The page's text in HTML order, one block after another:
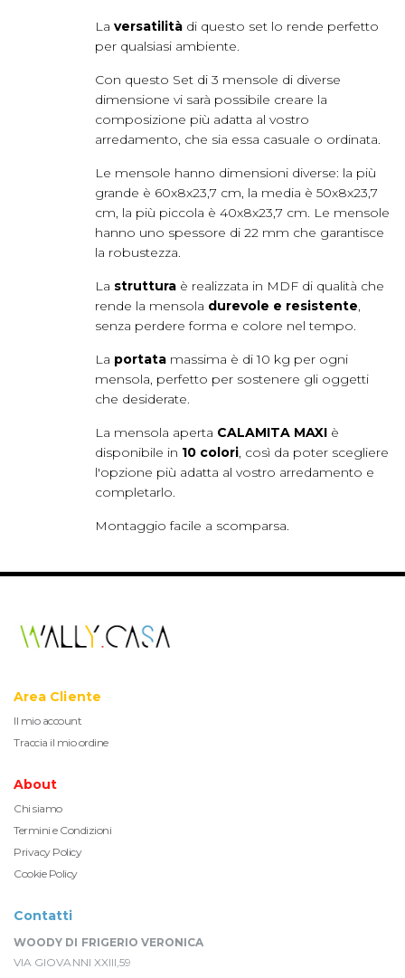
La versatilità di questo set lo rende perfetto
per qualsiasi ambiente.
Con questo Set di 3 mensole di diverse
dimensione vi sarà possibile creare la
composizione più adatta al vostro
arredamento, che sia essa casuale o ordinata.
Le mensole hanno dimensioni diverse: la più
grande è 60x8x23,7 cm, la media è 50x8x23,7
cm, la più piccola è 40x8x23,7 cm. Le mensole
hanno uno spessore di 22 mm che garantisce
la robustezza.
La struttura è realizzata in MDF di qualità che
rende la mensola durevole e resistente,
senza perdere forma e colore nel tempo.
La portata massima è di 10 kg per ogni
mensola, perfetto per sostenere gli oggetti
che desiderate.
La mensola aperta CALAMITA MAXI è
disponibile in 10 colori, così da poter scegliere
l'opzione più adatta al vostro arredamento e
completarlo.
Montaggio facile a scomparsa.
Area Cliente
Il mio account
Traccia il mio ordine
About
Chi siamo
Termini e Condizioni
Privacy Policy
Cookie Policy
Contatti
WOODY DI FRIGERIO VERONICA
VIA GIOVANNI XXIII,59